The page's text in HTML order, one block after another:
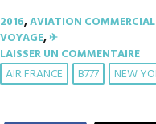
2016,AVIATION
VOYAGE,✈︎
LAISSER UN COMMENTAIRE
AIR FRANCE B777 NEW